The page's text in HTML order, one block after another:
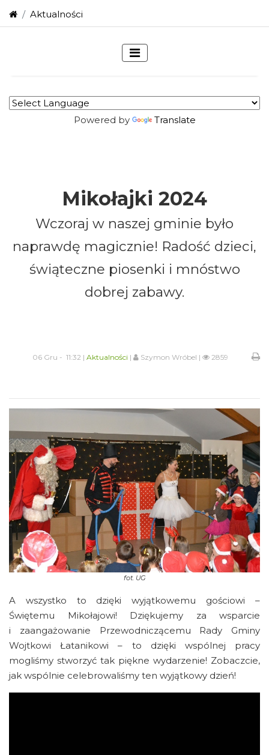
Aktualności
Powered by Translate
Mikołajki 2024
Wczoraj w naszej gminie było
naprawdę magicznie! Radość dzieci,
świąteczne piosenki i mnóstwo
dobrej zabawy.
06 Gru - 11:32 | Aktualności | Szymon Wróbel | 2859
fot.UG
A wszystko to dzięki wyjątkowemu gościowi –
Świętemu Mikołajowi! Dziękujemy za wsparcie
i zaangażowanie Przewodniczącemu Rady Gminy
Wojtkowi Łatanikowi – to dzięki wspólnej pracy
mogliśmy stworzyć tak piękne wydarzenie! Zobaczcie,
jak wspólnie celebrowaliśmy ten wyjątkowy dzień!